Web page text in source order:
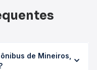
de Mineiros,